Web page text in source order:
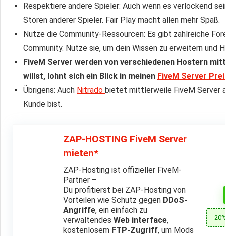
Respektiere andere Spieler: Auch wenn es verlockend
Stören anderer Spieler. Fair Play macht allen mehr Spaß.
Nutze die Community-Ressourcen: Es gibt zahlreiche
Community. Nutze sie, um dein Wissen zu erweitern und
FiveM Server werden von verschiedenen Hostern
willst, lohnt sich ein Blick in meinen FiveM Server
Übrigens: Auch Nitrado bietet mittlerweile FiveM Server
Kunde bist.
ZAP-HOSTING FiveM Server
mieten*
ZAP-Hosting ist offizieller FiveM-
Partner –
Du profitierst bei ZAP-Hosting von
Vorteilen wie Schutz gegen DDoS-
Angriffe, ein einfach zu
verwaltendes Web interface,
kostenlosem FTP-Zugriff, um Mods